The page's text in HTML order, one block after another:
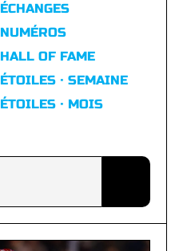
ÉCHANGES
NUMÉROS
HALL OF FAME
ÉTOILES · SEMAINE
ÉTOILES · MOIS